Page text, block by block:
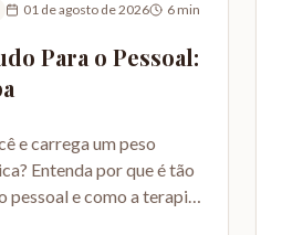
01 de agosto de 2026 6min
Para o Pessoal:
e carrega um peso
Entenda por que é tão
pessoal e como a terapia